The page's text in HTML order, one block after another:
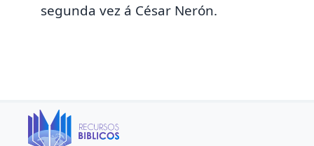
segunda vez á César Nerón.